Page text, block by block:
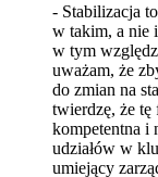
- Stabilizacja
w takim, a nie
w tym
uważam, że
do zmian na
twierdzę, że tę
kompetentna i
udziałów w
umiejący